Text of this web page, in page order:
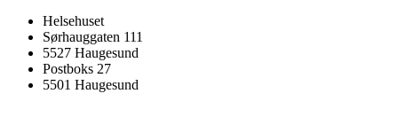
Helsehuset
Sørhauggaten 111
5527 Haugesund
Postboks 27
5501 Haugesund